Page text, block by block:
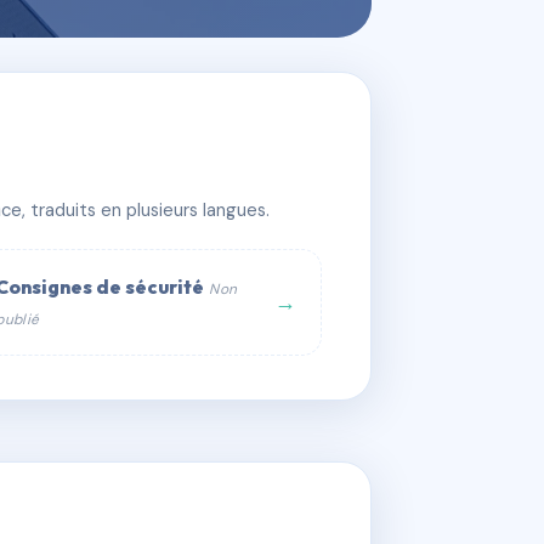
traduits en plusieurs langues.
de sécurité Non
→